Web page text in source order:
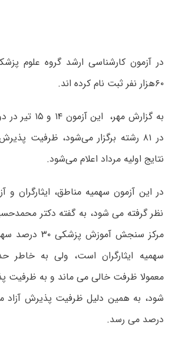
۶۰هزار نفر ثبت نام کرده اند.
به گزارش مهر،
نتایج اولیه مرداد اعلام می‌شود.
در این آزمون سهمیه مناطق، ایثارگران و
نظر گرفته می شود، به گفته دکتر
سهمیه ایثارگران است، ولی به خاطر
معمولا ظرفت خالی می ماند و به ظرفیت
درصد می رسد.